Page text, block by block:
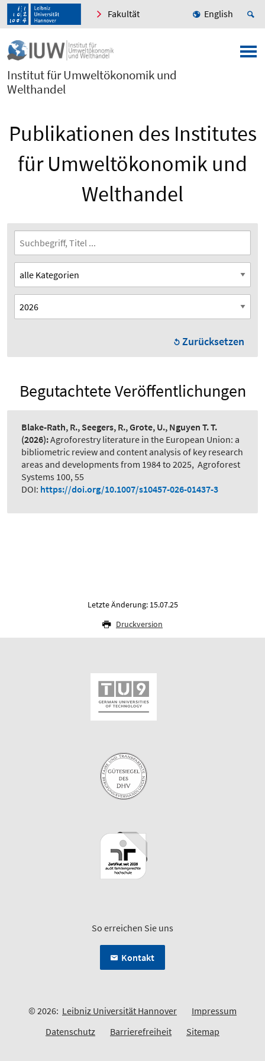
Fakultät English
Institut für Umweltökonomik und
Welthandel
Publikationen des Institutes
für Umweltökonomik und
Welthandel
Zurücksetzen
Begutachtete Veröffentlichungen
Blake-Rath, R., Seegers, R., Grote, U., Nguyen T. T.
(2026):Agroforestry literature in the European Union: a
bibliometric review and content analysis of key research
areas and developments from 1984 to 2025, Agroforest
Systems 100, 55
DOI: https://doi.org/10.1007/s10457-026-01437-3
Letzte Änderung: 15.07.25
Druckversion
So erreichen Sie uns
Kontakt
© 2026: Leibniz Universität Hannover
Impressum
Datenschutz
Barrierefreiheit Sitemap